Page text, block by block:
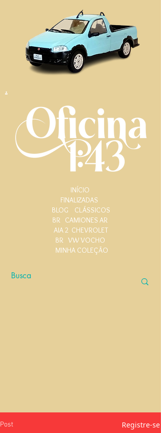
.
INÍCIO
FINALIZADAS
BLOG
CLÁSSICOS
BR CAMIONES AR
AIA 2 CHEVROLET
BR VW VOCHO
MINHA COLEÇÃO
Post Registre-se